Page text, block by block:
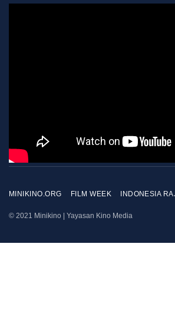
MINIKINO.ORG FILM WEEK INDONESIA
© 2021 Minikino | Yayasan Kino Media